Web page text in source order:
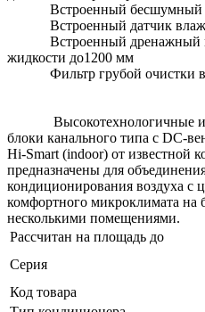
Встроенный бесшумный
Встроенный датчик
Встроенный дренажный
жидкости до1200 мм
Фильтр грубой очистки в
Высокотехнологичные и
блоки канального типа с DC-
Hi-Smart (indoor) от известной
предназначены для
кондиционирования воздуха с
комфортного микроклимата на
несколькими помещениями.
Рассчитан на площадь до
Серия
Код товара